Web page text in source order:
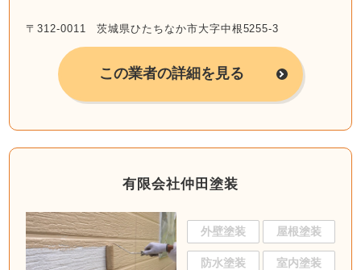
〒312-0011 茨城県ひたちなか市大字中根5255-3
この業者の詳細を見る
有限会社仲田塗装
外壁塗装 屋根塗装
防水塗装 室内塗装